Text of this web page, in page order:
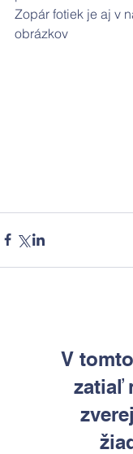
Zopár fotiek je aj v
obrázkov
V
zatiaľ